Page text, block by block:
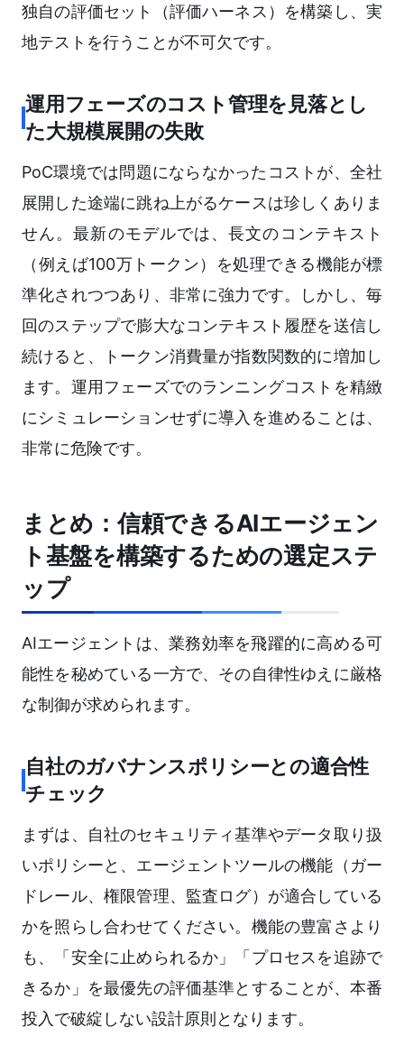
独自の評価セット（評価ハーネス）を構築し、実
地テストを行うことが不可欠です。
運用フェーズのコスト管理を見落とし
た大規模展開の失敗
PoC環境では問題にならなかったコストが、全社
展開した途端に跳ね上がるケースは珍しくありま
せん。最新のモデルでは、長文のコンテキスト
（例えば100万トークン）を処理できる機能が標
準化されつつあり、非常に強力です。しかし、毎
回のステップで膨大なコンテキスト履歴を送信し
続けると、トークン消費量が指数関数的に増加し
ます。運用フェーズでのランニングコストを精緻
にシミュレーションせずに導入を進めることは、
非常に危険です。
まとめ：信頼できるAIエージェン
ト基盤を構築するための選定ステ
ップ
AIエージェントは、業務効率を飛躍的に高める可
能性を秘めている一方で、その自律性ゆえに厳格
な制御が求められます。
自社のガバナンスポリシーとの適合性
チェック
まずは、自社のセキュリティ基準やデータ取り扱
いポリシーと、エージェントツールの機能（ガー
ドレール、権限管理、監査ログ）が適合している
かを照らし合わせてください。機能の豊富さより
も、「安全に止められるか」「プロセスを追跡で
きるか」を最優先の評価基準とすることが、本番
投入で破綻しない設計原則となります。